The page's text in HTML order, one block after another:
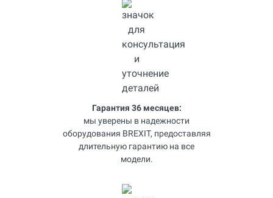
Гарантия 36 месяцев:
мы уверены в надежности
оборудования BREXIT, предоставляя
длительную гарантию на все
модели.